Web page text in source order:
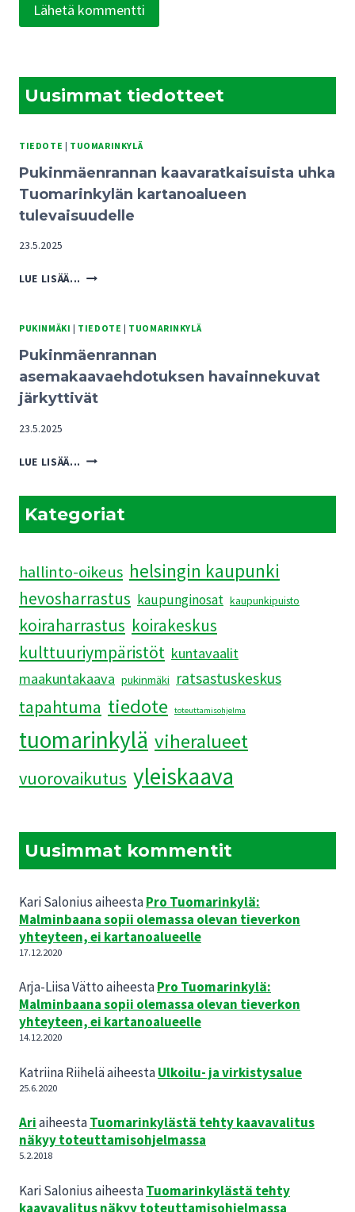
Uusimmat tiedotteet
TIEDOTE | TUOMARINKYLÄ
Pukinmäenrannan kaavaratkaisuista uhka
Tuomarinkylän kartanoalueen
tulevaisuudelle
23.5.2025
LUE LISÄÄ... PUKINMÄENRANNAN
TUOMARINKYLÄN
TULEVAISUUDELLE
PUKINMÄKI | TIEDOTE | TUOMARINKYLÄ
Pukinmäenrannan
asemakaavaehdotuksen havainnekuvat
järkyttivät
23.5.2025
LUE LISÄÄ... PUKINMÄENRANNAN
JÄRKYTTIVÄT
Kategoriat
hallinto-oikeus helsingin kaupunki
hevosharrastus kaupunginosat kaupunkipuisto
koiraharrastus koirakeskus
kulttuuriympäristöt kuntavaalit
maakuntakaava pukinmäki ratsastuskeskus
tapahtuma tiedote toteuttamisohjelma
tuomarinkylä viheralueet
vuorovaikutus yleiskaava
Uusimmat kommentit
Kari SaloniusaiheestaPro Tuomarinkylä:
Malminbaana sopii olemassa olevan tieverkon
yhteyteen, ei kartanoalueelle
17.12.2020
Arja-Liisa VättoaiheestaPro Tuomarinkylä:
Malminbaana sopii olemassa olevan tieverkon
yhteyteen, ei kartanoalueelle
14.12.2020
Katriina RiiheläaiheestaUlkoilu- ja virkistysalue
25.6.2020
AriaiheestaTuomarinkylästä tehty kaavavalitus
näkyy toteuttamisohjelmassa
5.2.2018
Kari SaloniusaiheestaTuomarinkylästä tehty
kaavavalitus näkyy toteuttamisohjelmassa